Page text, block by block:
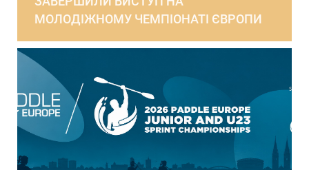
МОЛОДІЖНОМУ ЧЕМПІОНАТІ ЄВРОПИ